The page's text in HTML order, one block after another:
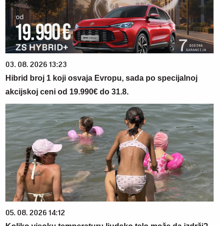
03. 08. 2026 13:23
Hibrid broj 1 koji osvaja Evropu, sada po specijalnoj
akcijskoj ceni od 19.990€ do 31.8.
05. 08. 2026 14:12